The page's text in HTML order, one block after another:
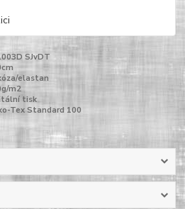
SJvDT
elastan
m2
tisk
Tex Standard 100